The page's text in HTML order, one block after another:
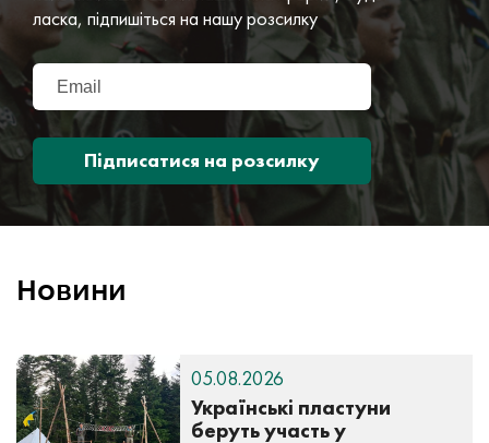
ласка, підпишіться на нашу розсилку
Підписатися на розсилку
Новини
Українські пластуни
беруть участь у
05.08.2026